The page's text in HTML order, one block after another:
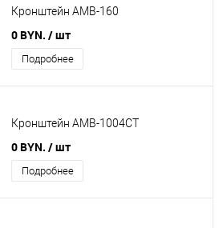
Кронштейн АМВ-160
0 BYN. / шт
Подробнее
Кронштейн АМВ-1004СТ
0 BYN. / шт
Подробнее